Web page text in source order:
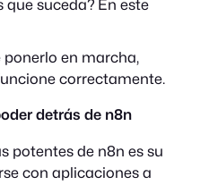
que suceda? En este
ponerlo en marcha,
correctamente.
detrás de n8n
potentes de n8n es su
con aplicaciones a